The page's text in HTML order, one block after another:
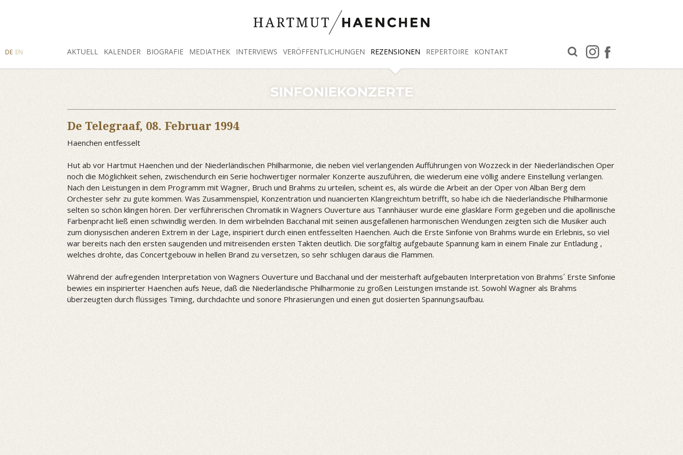
AKTUELL KALENDER BIOGRAFIE MEDIATHEK INTERVIEWS VERÖFFENTLICHUNGEN REZENSIONEN REPERTOIRE KONTAKT
FACEBOOK
INSTAGRAM
SUCHE
DE EN
SINFONIEKONZERTE
De Telegraaf, 08. Februar 1994
Haenchen entfesselt
Hut ab vor Hartmut Haenchen und der Niederländischen Philharmonie, die neben viel verlangenden Aufführungen von Wozzeck in der Niederländischen Oper
noch die Möglichkeit sehen, zwischendurch ein Serie hochwertiger normaler Konzerte auszuführen, die wiederum eine völlig andere Einstellung verlangen.
Nach den Leistungen in dem Programm mit Wagner, Bruch und Brahms zu urteilen, scheint es, als würde die Arbeit an der Oper von Alban Berg dem
Orchester sehr zu gute kommen. Was Zusammenspiel, Konzentration und nuancierten Klangreichtum betrifft, so habe ich die Niederländische Philharmonie
selten so schön klingen hören. Der verführerischen Chromatik in Wagners Ouverture aus Tannhäuser wurde eine glasklare Form gegeben und die apollinische
Farbenpracht ließ einen schwindlig werden. In dem wirbelnden Bacchanal mit seinen ausgefallenen harmonischen Wendungen zeigten sich die Musiker auch
zum dionysischen anderen Extrem in der Lage, inspiriert durch einen entfesselten Haenchen. Auch die Erste Sinfonie von Brahms wurde ein Erlebnis, so viel
war bereits nach den ersten saugenden und mitreisenden ersten Takten deutlich. Die sorgfältig aufgebaute Spannung kam in einem Finale zur Entladung ,
welches drohte, das Concertgebouw in hellen Brand zu versetzen, so sehr schlugen daraus die Flammen.
Während der aufregenden Interpretation von Wagners Ouverture und Bacchanal und der meisterhaft aufgebauten Interpretation von Brahms´ Erste Sinfonie
bewies ein inspirierter Haenchen aufs Neue, daß die Niederländische Philharmonie zu großen Leistungen imstande ist. Sowohl Wagner als Brahms
überzeugten durch flüssiges Timing, durchdachte und sonore Phrasierungen und einen gut dosierten Spannungsaufbau.